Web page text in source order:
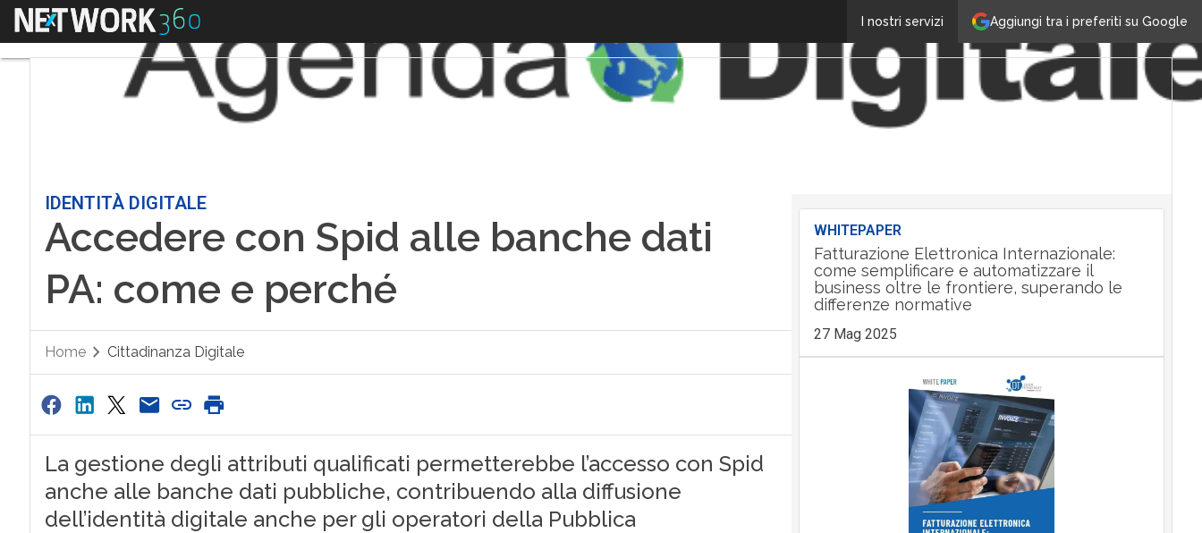
Aggiungi tra i preferiti su Google
I nostri servizi
Menu
IDENTITÀ DIGITALE
Accedere con Spid alle banche dati
PA: come e perché
Home Cittadinanza Digitale
La gestione degli attributi qualificati permetterebbe l’accesso con Spid
anche alle banche dati pubbliche, contribuendo alla diffusione
dell’identità digitale anche per gli operatori della Pubblica
WHITEPAPER
Fatturazione Elettronica Internazionale:
come semplificare e automatizzare il
business oltre le frontiere, superando le
differenze normative
27 Mag 2025